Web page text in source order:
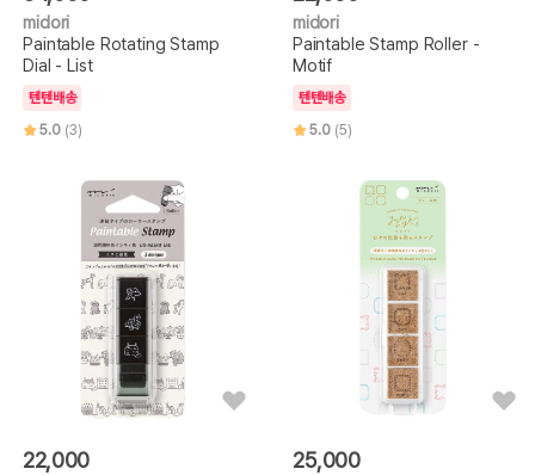
midori
Paintable Rotating Stamp
Dial - List
텐텐배송
5.0 (3)
midori
Paintable Stamp Roller -
Motif
텐텐배송
5.0 (5)
22,000 25,000